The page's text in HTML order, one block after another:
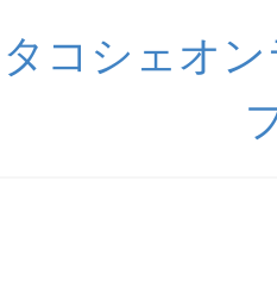
タコシェオ